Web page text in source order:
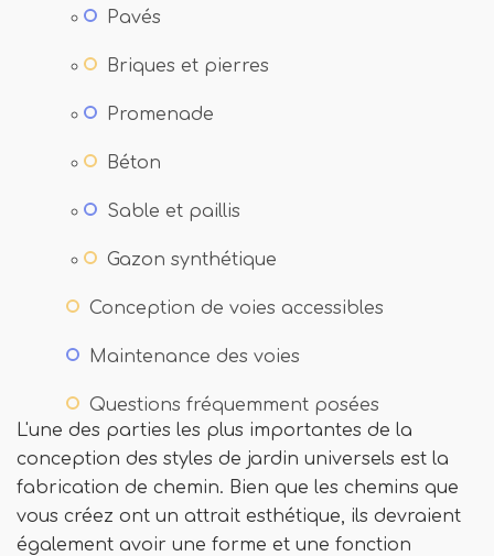
Pavés
Briques et pierres
Promenade
Béton
Sable et paillis
Gazon synthétique
Conception de voies accessibles
Maintenance des voies
Questions fréquemment posées
L'une des parties les plus importantes de la
conception des styles de jardin universels est la
fabrication de chemin. Bien que les chemins que
vous créez ont un attrait esthétique, ils devraient
également avoir une forme et une fonction